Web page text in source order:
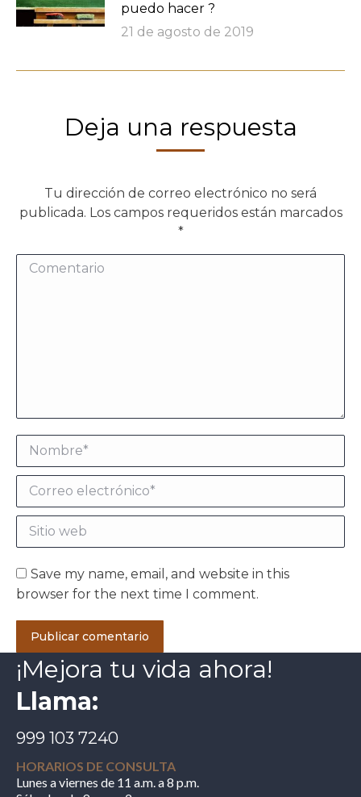
puedo hacer ?
21 de agosto de 2019
Deja una respuesta
Tu dirección de correo electrónico no será
publicada. Los campos requeridos están marcados
*
Comentario
Nombre *
Correo electrónico *
Sitio web
Save my name, email, and website in this
browser for the next time I comment.
Publicar comentario
¡Mejora tu vida ahora!
Llama:
999 103 7240
HORARIOS DE CONSULTA
Lunes a viernes de 11 a.m. a 8 p.m.